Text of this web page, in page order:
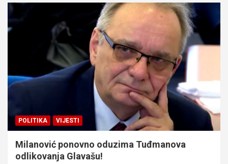
POLITIKA VIJESTI
Milanović ponovno oduzima Tuđmanova
odlikovanja Glavašu!